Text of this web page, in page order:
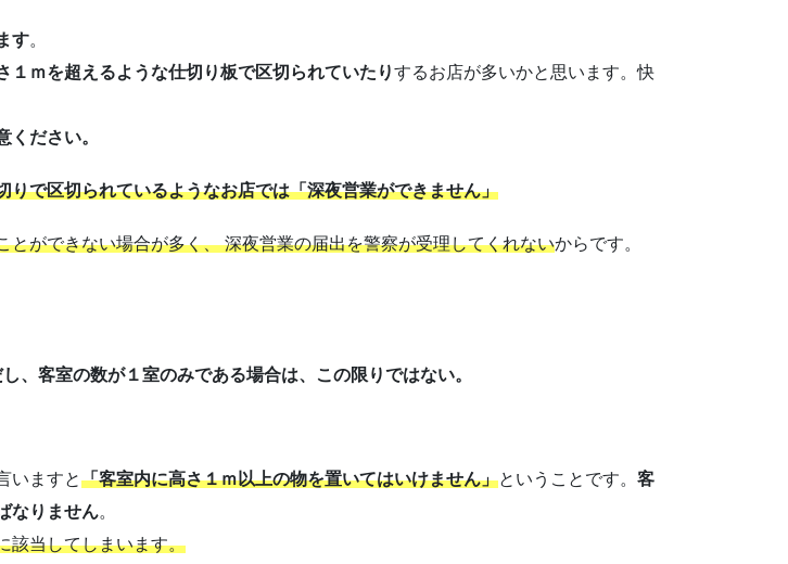
す。
１ｍを超えるような仕切り板で区切られていたりするお店が多いかと思います。快
ださい。
で区切られているようなお店では「深夜営業ができません」
とができない場合が多く、 深夜営業の届出を警察が受理してくれないからです。
、客室の数が１室のみである場合は、この限りではない。
いますと「客室内に高さ１ｍ以上の物を置いてはいけません」ということです。 客
なりません。
該当してしまいます。